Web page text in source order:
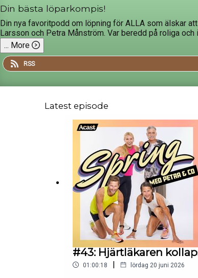
Din bästa löparkompis!
Din nya favoritpodd om löpning för ALLA som älskar
Larsson och Petra Månström. Var beredd på roliga och i
... More
RSS
Latest episode
#43: Hjärtläkaren
01:00:18 | lördag 20 juni 2026